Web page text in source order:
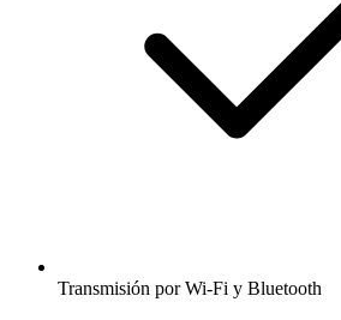
Transmisión por Wi-Fi y Bluetooth